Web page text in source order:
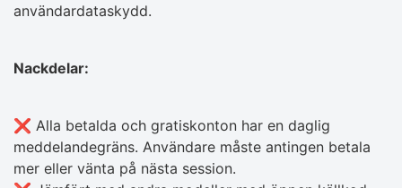
användardataskydd.
Nackdelar:
❌ Alla betalda och gratiskonton har en daglig
meddelandegräns. Användare måste antingen betala
mer eller vänta på nästa session.